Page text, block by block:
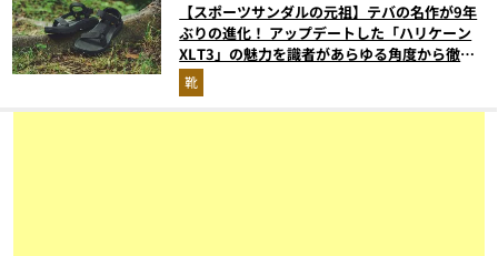
【スポーツサンダルの元祖】テバの名作が9年
ぶりの進化！ アップデートした「ハリケーン
XLT3」の魅力を識者があらゆる角度から徹底
解説！
靴